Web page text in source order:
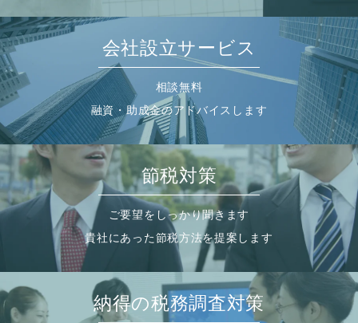
会社設立サービス
相談無料
融資・助成金のアドバイスします
節税対策
ご要望をしっかり聞きます
貴社にあった節税方法を提案します
納得の税務調査対策